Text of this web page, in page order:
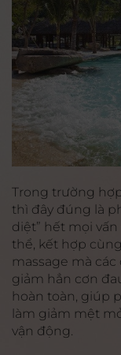
Trong trường
thì đây đúng là
diệt” hết mọi
thể, kết hợp
massage mà
giảm hẳn cơn
hoàn toàn, giúp
làm giảm mệt
vận động.